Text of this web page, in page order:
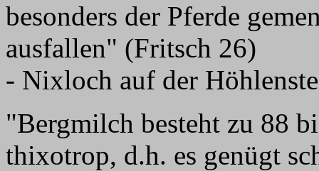
besonders der Pferde
ausfallen" (Fritsch 26)
- Nixloch auf der
"Bergmilch besteht zu 88
thixotrop, d.h. es genügt